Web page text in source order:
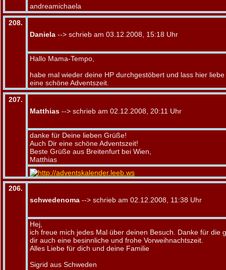
andreamichaela
208.
Daniela --> schrieb am 03.12.2008, 15:18 Uhr
Hallo Mama-Tempo,
habe mal wieder deine HP durchgestöbert und lass hier
eine schöne Adventszeit.
207.
Matthias --> schrieb am 02.12.2008, 20:11 Uhr
danke für Deine lieben Grüße!
Auch Dir eine schöne Adventszeit!
Beste Grüße aus Breitenfurt bei Wien,
Matthias
206.
schwedenoma --> schrieb am 02.12.2008, 11:38 Uhr
Hej,
ich freue mich jedes Mal über deinen Besuch. Danke für die
dir auch eine besinnliche und frohe Vorweihnachtszeit.
Alles Liebe für dich und deine Familie
Sigrid aus Schweden